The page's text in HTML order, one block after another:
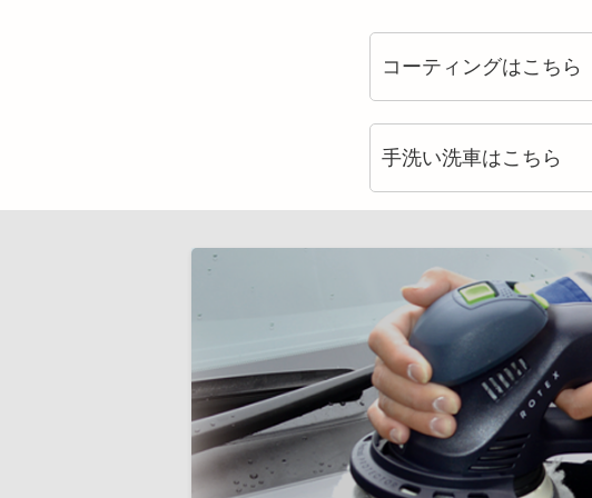
コーティングはこちら
手洗い洗車はこちら